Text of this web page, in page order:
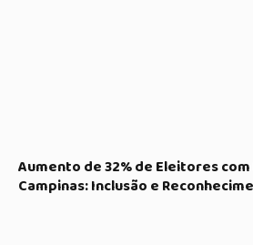
Aumento de 32% de Eleitores
Campinas: Inclusão e